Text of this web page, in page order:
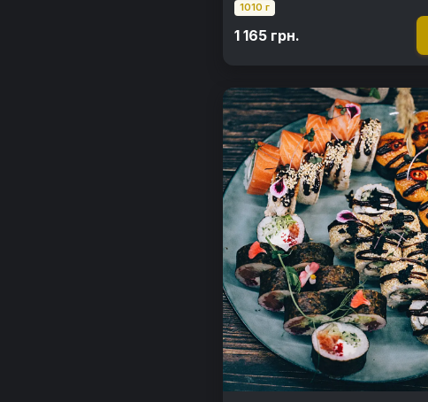
1010 г
1 165 грн.